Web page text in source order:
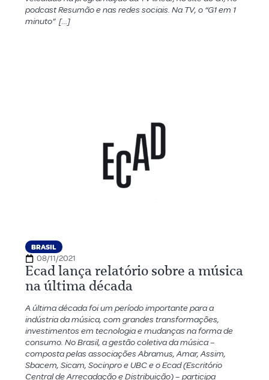
podcast Resumão e nas redes sociais. Na TV, o “G1 em 1
minuto” […]
BRASIL
08/11/2021
Ecad lança relatório sobre a música
na última década
A última década foi um período importante para a
indústria da música, com grandes transformações,
investimentos em tecnologia e mudanças na forma de
consumo. No Brasil, a gestão coletiva da música –
composta pelas associações Abramus, Amar, Assim,
Sbacem, Sicam, Socinpro e UBC e o Ecad (Escritório
Central de Arrecadação e Distribuição) – participa